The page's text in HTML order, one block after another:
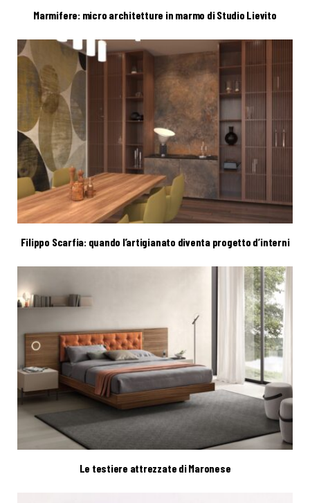
Marmifere: micro architetture in marmo di Studio Lievito
Filippo Scarfia: quando l’artigianato diventa progetto d’interni
Le testiere attrezzate di Maronese